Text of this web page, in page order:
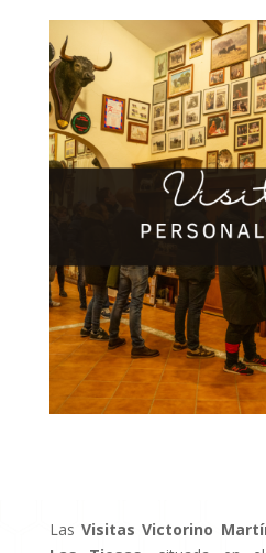
LasVisitas Victorino